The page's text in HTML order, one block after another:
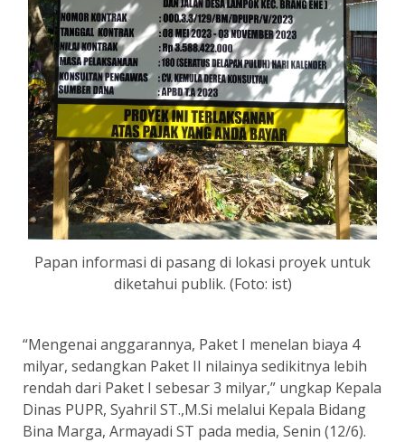
Papan informasi di pasang di lokasi proyek untuk
diketahui publik. (Foto: ist)
“Mengenai anggarannya, Paket I menelan biaya 4
milyar, sedangkan Paket II nilainya sedikitnya lebih
rendah dari Paket I sebesar 3 milyar,” ungkap Kepala
Dinas PUPR, Syahril ST.,M.Si melalui Kepala Bidang
Bina Marga, Armayadi ST pada media, Senin (12/6).